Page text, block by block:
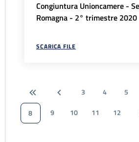
Congiuntura Unioncamere -
Romagna - 2° trimestre 2020
SCARICA FILE
3 4 5
8
9 10 11 12